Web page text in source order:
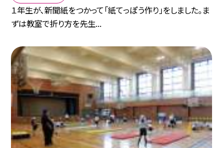
１年生が、新聞紙をつかって「紙てっぽう作り」をしました。ま
ずは教室で折り方を先生...